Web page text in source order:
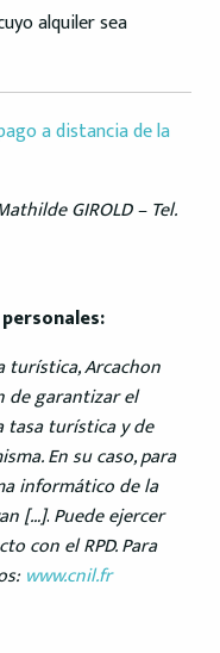
alquiler sea
a distancia de la
GIROLD –Tel.
turística, Arcachon
de garantizar el
tasa turística y de
En su caso, para
informático de la
[…].Puede ejercer
con el RPD. Para
www.cnil.fr